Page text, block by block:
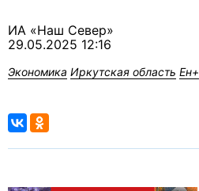
ИА «Наш Север»
29.05.2025 12:16
Экономика Иркутская область Ен+